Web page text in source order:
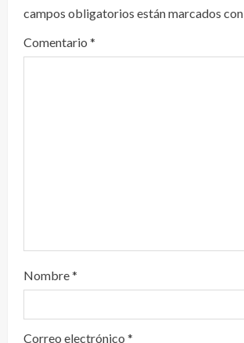
e
n
campos obligatorios están marcados con
Comentario *
Nombre*
Correo electrónico *